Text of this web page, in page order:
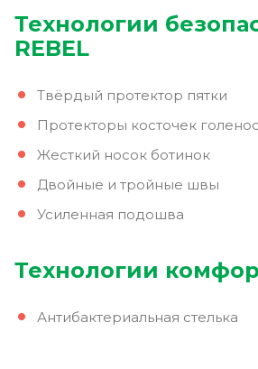
Технологии
REBEL
Твёрдый протектор пятки
Протекторы косточек
Жесткий носок ботинок
Двойные и тройные швы
Усиленная подошва
Технологии
Антибактериальная стелька